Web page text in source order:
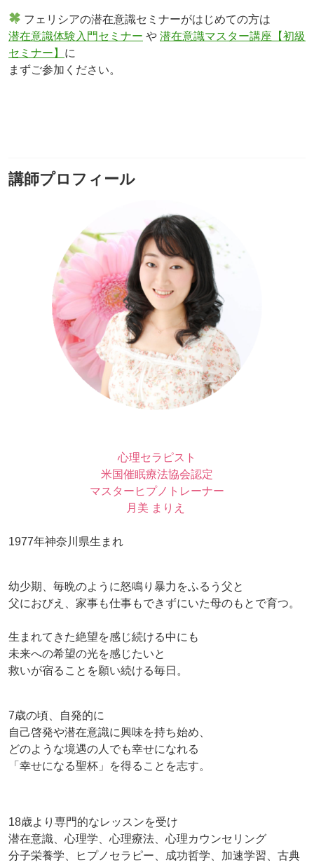
フェリシアの潜在意識セミナーがはじめての方は
潜在意識体験入門セミナー や 潜在意識マスター講座【初級
セミナー】 に
まずご参加ください。
講師プロフィール
心理セラピスト
米国催眠療法協会認定
マスターヒプノトレーナー
月美 まりえ
1977年神奈川県生まれ
幼少期、毎晩のように怒鳴り暴力をふるう父と
父におびえ、家事も仕事もできずにいた母のもとで育つ。
生まれてきた絶望を感じ続ける中にも
未来への希望の光を感じたいと
救いが宿ることを願い続ける毎日。
7歳の頃、自発的に
自己啓発や潜在意識に興味を持ち始め、
どのような境遇の人でも幸せになれる
「幸せになる聖杯」を得ることを志す。
18歳より専門的なレッスンを受け
潜在意識、心理学、心理療法、心理カウンセリング
分子栄養学、ヒプノセラピー、成功哲学、加速学習、古典